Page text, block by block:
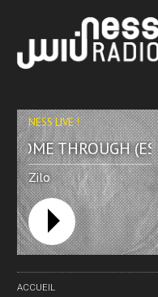
COME THROUGH
Zilo
NESS LIVE !
ACCUEIL